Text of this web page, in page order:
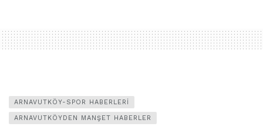
ARNAVUTKÖY-SPOR HABERLERI
ARNAVUTKÖYDEN MANŞET HABERLER